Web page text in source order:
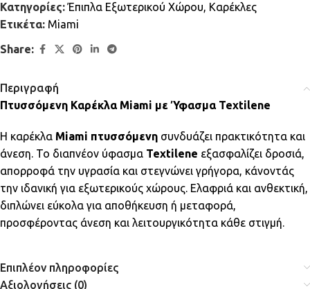
Κατηγορίες: Έπιπλα Εξωτερικού Χώρου, Καρέκλες
Ετικέτα: Miami
Share:
Περιγραφή
Πτυσσόμενη Καρέκλα Miami με Ύφασμα Textilene
Η καρέκλα Miami πτυσσόμενη συνδυάζει πρακτικότητα και
άνεση. Το διαπνέον ύφασμα Textilene εξασφαλίζει δροσιά,
απορροφά την υγρασία και στεγνώνει γρήγορα, κάνοντάς
την ιδανική για εξωτερικούς χώρους. Ελαφριά και ανθεκτική,
διπλώνει εύκολα για αποθήκευση ή μεταφορά,
προσφέροντας άνεση και λειτουργικότητα κάθε στιγμή.
Επιπλέον πληροφορίες
Αξιολογήσεις (0)